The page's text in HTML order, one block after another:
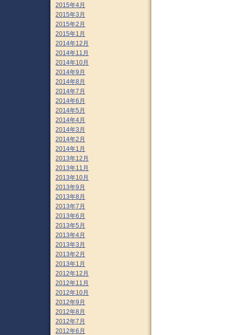
2015年4月
2015年3月
2015年2月
2015年1月
2014年12月
2014年11月
2014年10月
2014年9月
2014年8月
2014年7月
2014年6月
2014年5月
2014年4月
2014年3月
2014年2月
2014年1月
2013年12月
2013年11月
2013年10月
2013年9月
2013年8月
2013年7月
2013年6月
2013年5月
2013年4月
2013年3月
2013年2月
2013年1月
2012年12月
2012年11月
2012年10月
2012年9月
2012年8月
2012年7月
2012年6月